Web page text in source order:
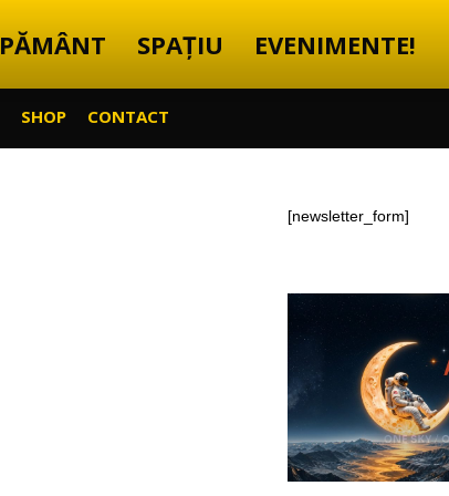
PĂMÂNT SPAȚIU EVENIMENTE!
SHOP CONTACT
[newsletter_form]